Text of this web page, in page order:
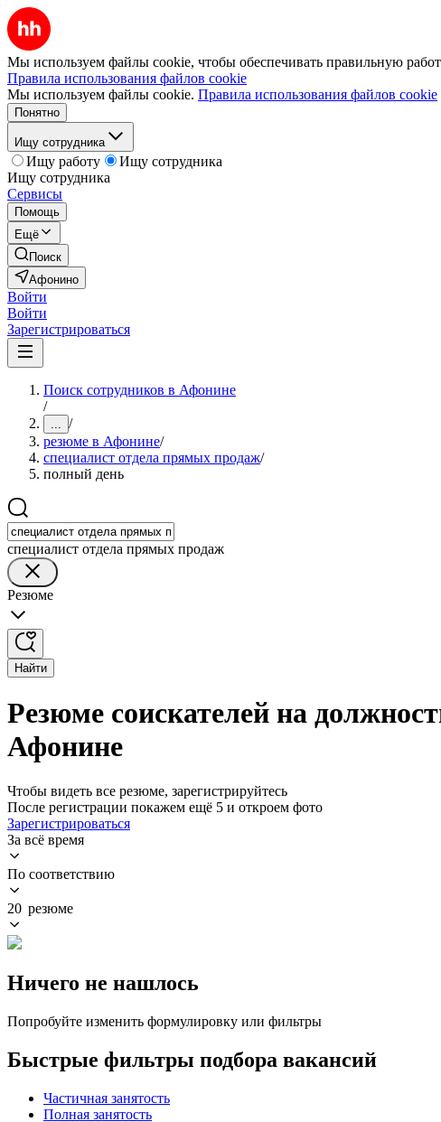
Мы используем файлы cookie, чтобы обеспечивать правильную
Правила использования файлов cookie
Мы используем файлы cookie. Правила использования файлов cookie
Понятно
Ищу сотрудника
Ищу работу
Ищу сотрудника
Ищу сотрудника
Сервисы
Помощь
Ещё
Поиск
Афонино
Войти
Войти
Зарегистрироваться
Поиск сотрудников в Афонине
/
... /
резюме в Афонине/
специалист отдела прямых продаж/
полный день
специалист отдела прямых продаж
Резюме
Найти
Резюме соискателей на
Афонине
Чтобы видеть все резюме, зарегистрируйтесь
После регистрации покажем ещё 5 и откроем фото
Зарегистрироваться
За всё время
По соответствию
20 резюме
Ничего не нашлось
Попробуйте изменить формулировку или фильтры
Быстрые фильтры подбора вакансий
Частичная занятость
Полная занятость